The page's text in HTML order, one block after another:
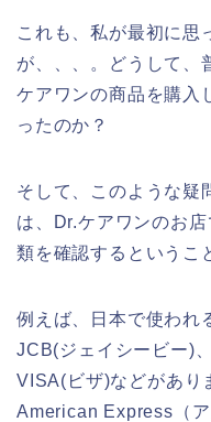
これも、私が最初に思
が、、、。どうして、
ケアワンの商品を購入
ったのか？
そして、このような疑
は、Dr.ケアワンのお
類を確認するというこ
例えば、日本で使われ
JCB(ジェイシービー)
VISA(ビザ)などがあり
American Express（